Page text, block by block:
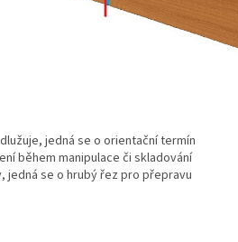
jedná se o orientační termín
během manipulace či skladování
jedná se o hrubý řez pro přepravu